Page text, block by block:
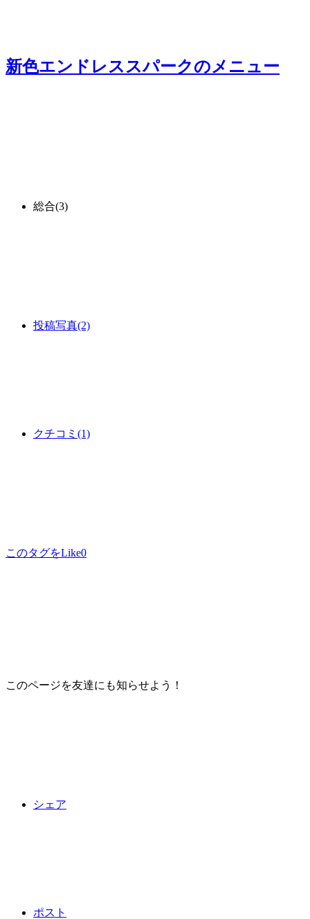
新色エンドレススパークのメニュー
総合(3)
投稿写真(2)
クチコミ (1)
このタグをLike0
このページを友達にも知らせよう！
シェア
ポスト